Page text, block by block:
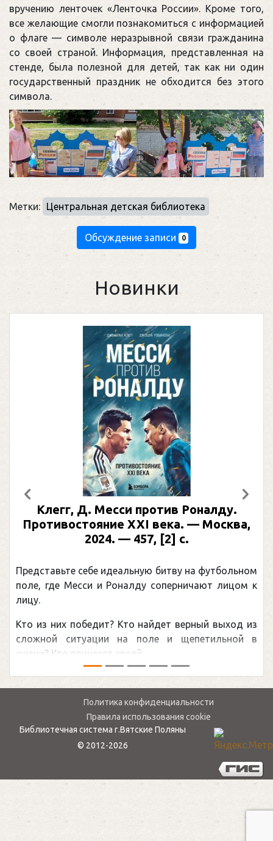
вручению ленточек «Ленточка России». Кроме того,
все желающие смогли познакомиться с информацией
о флаге — символе неразрывной связи гражданина
со своей страной. Информация, представленная на
стенде, была полезной для детей, так как ни один
государственный праздник не обходится без этого
символа.
Метки: Центральная детская библиотека
Обсуждение записи 0
Новинки
Клегг, Д. Месси против Роналду.
Противостояние XXI века. — Москва,
2024. — 457, [2] с.
Представьте себе идеальную битву на футбольном
поле, где Месси и Роналду соперничают лицом к
лицу.
Кто из них победит? Кто найдет верный выход из
сложной ситуации на поле и щепетильной в
жизни? Кто принесет своей ...
Предыдущий
Политика конфиденциальности
Правила использования cookie
Библиотечная система г.Вятские Поляны
© 2012-2026